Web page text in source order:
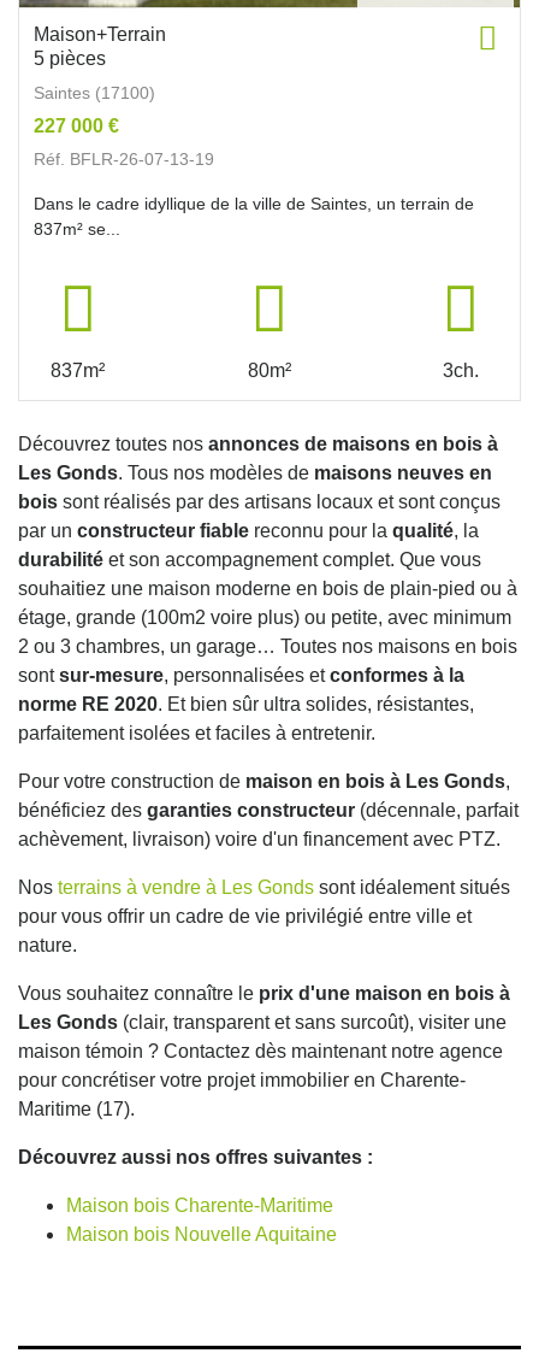
Maison+Terrain
5 pièces
Saintes (17100)
227 000 €
Réf. BFLR-26-07-13-19
Dans le cadre idyllique de la ville de Saintes, un terrain de
837m² se...
837m² 80m² 3ch.
Découvrez toutes nos annonces de maisons en bois à
Les Gonds. Tous nos modèles de maisons neuves en
bois sont réalisés par des artisans locaux et sont conçus
par un constructeur fiable reconnu pour la qualité, la
durabilité et son accompagnement complet. Que vous
souhaitiez une maison moderne en bois de plain-pied ou à
étage, grande (100m2 voire plus) ou petite, avec minimum
2 ou 3 chambres, un garage… Toutes nos maisons en bois
sontsur-mesure, personnalisées etconformes à la
norme RE 2020. Et bien sûr ultra solides, résistantes,
parfaitement isolées et faciles à entretenir.
Pour votre construction de maison en bois à Les Gonds,
bénéficiez des garanties constructeur (décennale, parfait
achèvement, livraison) voire d'un financement avec PTZ.
Nos terrains à vendre à Les Gonds sont idéalement situés
pour vous offrir un cadre de vie privilégié entre ville et
nature.
Vous souhaitez connaître le prix d'une maison en bois à
Les Gonds (clair, transparent et sans surcoût), visiter une
maison témoin ? Contactez dès maintenant notre agence
pour concrétiser votre projet immobilier en Charente-
Maritime (17).
Découvrez aussi nos offres suivantes :
Maison bois Charente-Maritime
Maison bois Nouvelle Aquitaine